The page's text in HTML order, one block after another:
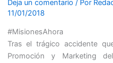
Deja un comentario / Por
11/01/2018
#MisionesAhora
Tras el trágico accidente
Promoción y Marketing